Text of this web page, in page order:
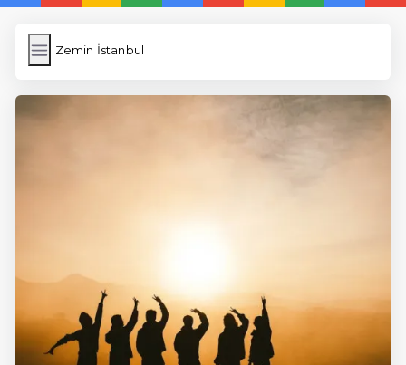
Zemin İstanbul
Zemin İstanbul
İngilizce
Dil Eğitimi
En Hızlı İngilizce